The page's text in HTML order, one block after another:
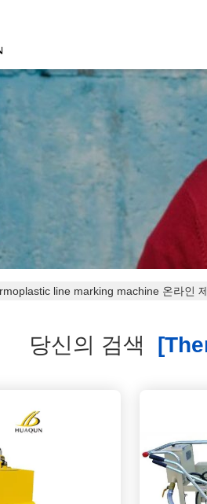
line marking machine 온라인
당신의 검색